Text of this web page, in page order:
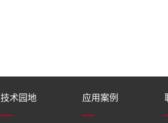
技术园地 应用案例